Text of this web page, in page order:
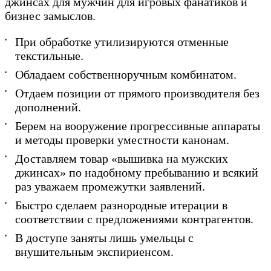
бизнес замыслов.
При обработке утилизируются отменные
текстильные.
Обладаем собственноручным комбинатом.
Отдаем позиции от прямого производителя без
дополнений.
Берем на вооружение прогрессивные аппараты
и методы проверки уместности канонам.
Доставляем товар «вышивка на мужских
джинсах» по надобному пребыванию и всякий
раз уважаем промежутки заявлений.
Быстро сделаем разнородные итерации в
соответствии с предложениями контрагентов.
В доступе заняты лишь умельцы с
внушительным экспириенсом.